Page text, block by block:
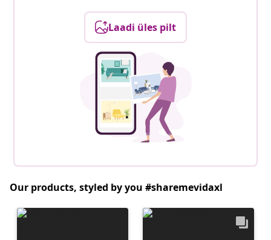
Laadi üles pilt
Our products, styled by you #sharemevidaxl